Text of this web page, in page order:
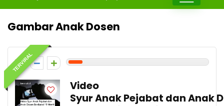
Gambar Anak Dosen
TERVIRAL
1
Video
Syur Anak Pejabat dan Anak